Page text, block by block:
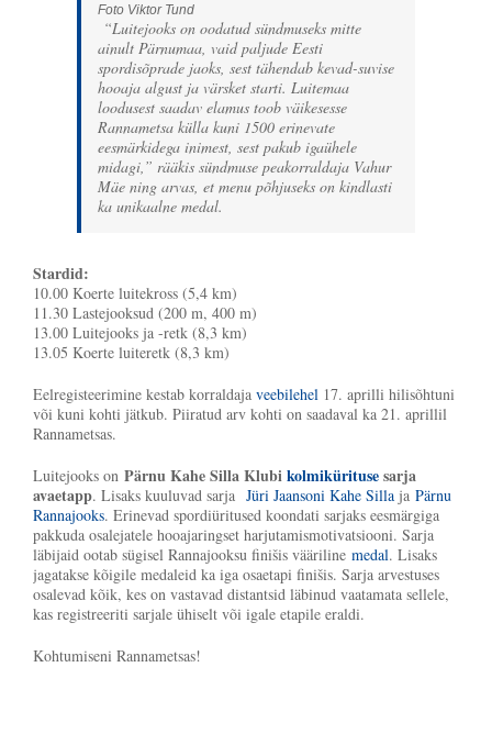
Foto Viktor Tund
“Luitejooks on oodatud sündmuseks mitte
ainult Pärnumaa, vaid paljude Eesti
spordisõprade jaoks, sest tähendab kevad-suvise
hooaja algust ja värsket starti. Luitemaa
loodusest saadav elamus toob väikesesse
Rannametsa külla kuni 1500 erinevate
eesmärkidega inimest, sest pakub igaühele
midagi,” rääkis sündmuse peakorraldaja Vahur
Mäe ning arvas, et menu põhjuseks on kindlasti
ka unikaalne medal.
Stardid:
10.00 Koerte luitekross (5,4 km)
11.30 Lastejooksud (200 m, 400 m)
13.00 Luitejooks ja -retk (8,3 km)
13.05 Koerte luiteretk (8,3 km)
Eelregisteerimine kestab korraldaja veebilehel 17. aprilli hilisõhtuni
või kuni kohti jätkub. Piiratud arv kohti on saadaval ka 21. aprillil
Rannametsas.
Luitejooks on Pärnu Kahe Silla Klubikolmiküritusesarja
avaetapp. Lisaks kuuluvad sarja Jüri Jaansoni Kahe Silla ja Pärnu
Rannajooks. Erinevad spordiüritused koondati sarjaks eesmärgiga
pakkuda osalejatele hooajaringset harjutamismotivatsiooni. Sarja
läbijaid ootab sügisel Rannajooksu finišis vääriline medal. Lisaks
jagatakse kõigile medaleid ka iga osaetapi finišis. Sarja arvestuses
osalevad kõik, kes on vastavad distantsid läbinud vaatamata sellele,
kas registreeriti sarjale ühiselt või igale etapile eraldi.
Kohtumiseni Rannametsas!